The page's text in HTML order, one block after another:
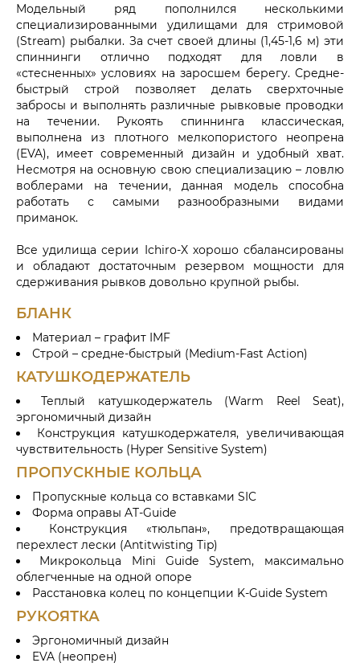
Модельный ряд пополнился несколькими
специализированными удилищами для стримовой
(Stream) рыбалки. За счет своей длины (1,45-1,6 м) эти
спиннинги отлично подходят для ловли в
«стесненных» условиях на заросшем берегу. Средне-
быстрый строй позволяет делать сверхточные
забросы и выполнять различные рывковые проводки
на течении. Рукоять спиннинга классическая,
выполнена из плотного мелкопористого неопрена
(EVA), имеет современный дизайн и удобный хват.
Несмотря на основную свою специализацию – ловлю
воблерами на течении, данная модель способна
работать с самыми разнообразными видами
приманок.
Все удилища серии Ichiro-X хорошо сбалансированы
и обладают достаточным резервом мощности для
сдерживания рывков довольно крупной рыбы.
БЛАНК
Материал – графит IMF
Строй – средне-быстрый (Medium-Fast Action)
КАТУШКОДЕРЖАТЕЛЬ
Теплый катушкодержатель (Warm Reel Seat),
эргономичный дизайн
Конструкция катушкодержателя, увеличивающая
чувствительность (Hyper Sensitive System)
ПРОПУСКНЫЕ КОЛЬЦА
Пропускные кольца со вставками SIC
Форма оправы AT-Guide
Конструкция «тюльпан», предотвращающая
перехлест лески (Antitwisting Tip)
Микрокольца Mini Guide System, максимально
облегченные на одной опоре
Расстановка колец по концепции K-Guide System
РУКОЯТКА
Эргономичный дизайн
EVA (неопрен)